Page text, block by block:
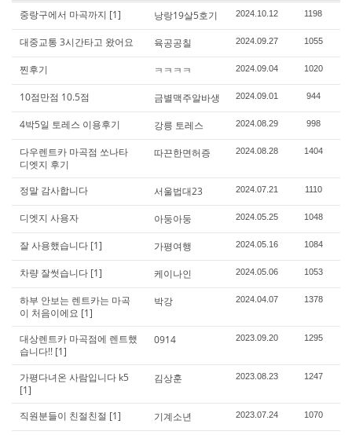
중랑구에서 마곡까지 [1] 낭랑19살5호기 2024.10.12 1198
대중교통 3시간타고 왔어요 육공공칠 2024.09.27 1055
찐후기 ㅋㅋㅋㅋ 2024.09.04 1020
10점만점 10.5점 금별맥주알바생 2024.09.01 944
4박5일 토레스 이용후기 강릉 토레스 2024.08.29 998
다우렌트카 마곡점 쏘나타
디엣지 후기
따끈한면허증 2024.08.28 1404
정말 감사합니다 서울법대23 2024.07.21 1110
디엣지 사용자 아둥아둥 2024.05.25 1048
잘 사용했습니다 [1] 가평여행 2024.05.16 1084
차량 잘썻습니다 [1] 케이나인 2024.05.06 1053
하부 안보는 렌트카는 마곡
이 처음이에요 [1]
박강 2024.04.07 1378
대상렌트카 마곡점에 렌트했
습니다!! [1]
0914 2023.09.20 1295
가평다녀온 사람입니다 k5
[1]
김상훈 2023.08.23 1247
직원분들이 친절친절 [1] 기계소년 2023.07.24 1070